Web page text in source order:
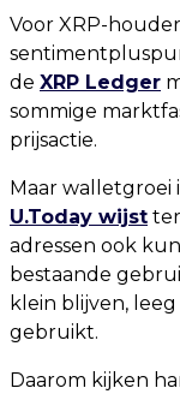
Voor XRP-
de XRP Ledger
sommige
prijsactie.
Maar walletgroei
U.Today wijst
adressen ook
bestaande
klein blijven,
gebruikt.
Daarom kijken